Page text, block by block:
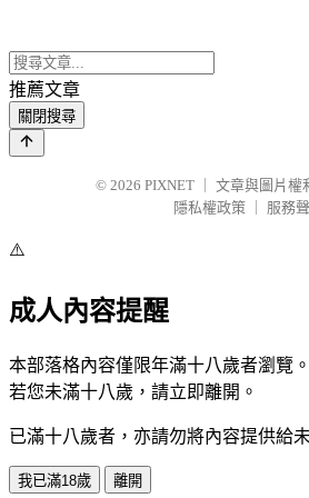
推薦文章
關閉搜尋
© 2026 PIXNET
文章與圖片權
隱私權政策
服務
⚠️
成人內容提醒
本部落格內容僅限年滿十八歲者瀏覽。
若您未滿十八歲，請立即離開。
已滿十八歲者，亦請勿將內容提供給
我已滿18歲 離開